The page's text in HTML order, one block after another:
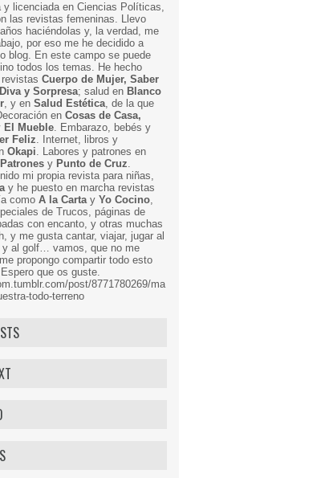
y licenciada en Ciencias Políticas,
las revistas femeninas. Llevo
haciéndolas y, la verdad, me
por eso me he decidido a
blog. En este campo se puede
todos los temas. He hecho
Cuerpo de Mujer, Saber
y Sorpresa; salud en Blanco
, y en Salud Estética, de la que
en Cosas de Casa,
El Mueble. Embarazo, bebés y
Feliz. Internet, libros y
Okapi. Labores y patrones en
y Punto de Cruz.
mi propia revista para niñas,
y he puesto en marcha revistas
como A la Cartay Yo Cocino,
de Trucos, páginas de
con encanto, y otras muchas
y me gusta cantar, viajar, jugar al
y al golf… vamos, que no me
propongo compartir todo esto
que os guste.
post/8771780269/ma
todo-terreno